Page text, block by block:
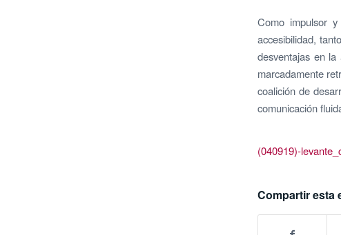
Como impulsor
accesibilidad,
desventajas en la
marcadamente
coalición de
comunicación
(040919)-
Compartir esta